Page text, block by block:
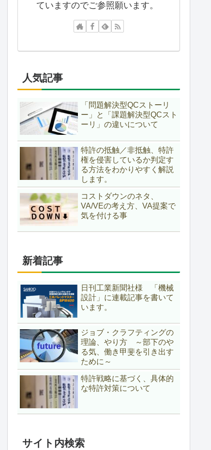
ていますのでご参照願います。
人気記事
「問題解決型QCストーリ
ー」と「課題解決型QCスト
ーリ」の違いについて
特許の抵触／非抵触、特許
権を侵害しているか判定す
る方法をわかりやすく解説
します。
コストダウンのネタ、
VA/VEの考え方、VA提案で
気を付ける事
新着記事
日刊工業新聞社様 「機械
設計」に連載記事を書いて
います。
ジョブ・クラフティングの
理論、やり方 ～部下のや
る気、働き甲斐を引き出す
ために～
特許戦略に基づく、具体的
な特許対策について
サイト内検索